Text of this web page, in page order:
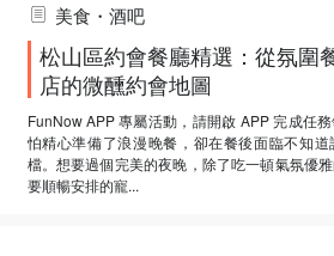
美食・酒吧
松山區約會餐廳精選：從氛圍
店的微醺約會地圖
FunNow APP 專屬活動，請開啟 APP 完成任
怕精心準備了浪漫晚餐，卻在餐後面臨不知
檔。想要過個完美的夜晚，除了吃一頓氣氛優
要順暢安排的寵...